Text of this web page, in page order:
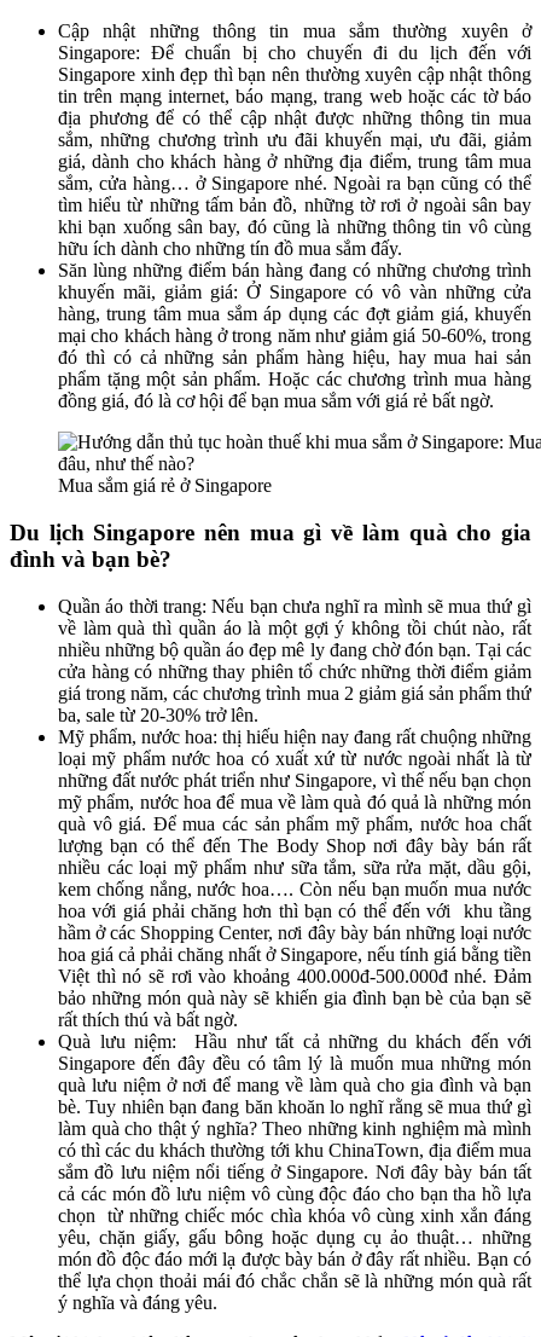
Cập nhật những thông tin mua sắm thường xuyên ở
Singapore: Để chuẩn bị cho chuyến đi du lịch đến với
Singapore xinh đẹp thì bạn nên thường xuyên cập nhật thông
tin trên mạng internet, báo mạng, trang web hoặc các tờ báo
địa phương để có thể cập nhật được những thông tin mua
sắm, những chương trình ưu đãi khuyến mại, ưu đãi, giảm
giá, dành cho khách hàng ở những địa điểm, trung tâm mua
sắm, cửa hàng… ở Singapore nhé. Ngoài ra bạn cũng có thể
tìm hiểu từ những tấm bản đồ, những tờ rơi ở ngoài sân bay
khi bạn xuống sân bay, đó cũng là những thông tin vô cùng
hữu ích dành cho những tín đồ mua sắm đấy.
Săn lùng những điểm bán hàng đang có những chương trình
khuyến mãi, giảm giá: Ở Singapore có vô vàn những cửa
hàng, trung tâm mua sắm áp dụng các đợt giảm giá, khuyến
mại cho khách hàng ở trong năm như giảm giá 50-60%, trong
đó thì có cả những sản phẩm hàng hiệu, hay mua hai sản
phẩm tặng một sản phẩm. Hoặc các chương trình mua hàng
đồng giá, đó là cơ hội để bạn mua sắm với giá rẻ bất ngờ.
Mua sắm giá rẻ ở Singapore
Du lịch Singapore nên mua gì về làm quà cho gia
đình và bạn bè?
Quần áo thời trang: Nếu bạn chưa nghĩ ra mình sẽ mua thứ gì
về làm quà thì quần áo là một gợi ý không tồi chút nào, rất
nhiều những bộ quần áo đẹp mê ly đang chờ đón bạn. Tại các
cửa hàng có những thay phiên tổ chức những thời điểm giảm
giá trong năm, các chương trình mua 2 giảm giá sản phẩm thứ
ba, sale từ 20-30% trở lên.
Mỹ phẩm, nước hoa: thị hiếu hiện nay đang rất chuộng những
loại mỹ phẩm nước hoa có xuất xứ từ nước ngoài nhất là từ
những đất nước phát triển như Singapore, vì thế nếu bạn chọn
mỹ phẩm, nước hoa để mua về làm quà đó quả là những món
quà vô giá. Để mua các sản phẩm mỹ phẩm, nước hoa chất
lượng bạn có thể đến The Body Shop nơi đây bày bán rất
nhiều các loại mỹ phẩm như sữa tắm, sữa rửa mặt, dầu gội,
kem chống nắng, nước hoa…. Còn nếu bạn muốn mua nước
hoa với giá phải chăng hơn thì bạn có thể đến với khu tầng
hầm ở các Shopping Center, nơi đây bày bán những loại nước
hoa giá cả phải chăng nhất ở Singapore, nếu tính giá bằng tiền
Việt thì nó sẽ rơi vào khoảng 400.000đ-500.000đ nhé. Đảm
bảo những món quà này sẽ khiến gia đình bạn bè của bạn sẽ
rất thích thú và bất ngờ.
Quà lưu niệm: Hầu như tất cả những du khách đến với
Singapore đến đây đều có tâm lý là muốn mua những món
quà lưu niệm ở nơi để mang về làm quà cho gia đình và bạn
bè. Tuy nhiên bạn đang băn khoăn lo nghĩ rằng sẽ mua thứ gì
làm quà cho thật ý nghĩa? Theo những kinh nghiệm mà mình
có thì các du khách thường tới khu ChinaTown, địa điểm mua
sắm đồ lưu niệm nổi tiếng ở Singapore. Nơi đây bày bán tất
cả các món đồ lưu niệm vô cùng độc đáo cho bạn tha hồ lựa
chọn từ những chiếc móc chìa khóa vô cùng xinh xắn đáng
yêu, chặn giấy, gấu bông hoặc dụng cụ ảo thuật… những
món đồ độc đáo mới lạ được bày bán ở đây rất nhiều. Bạn có
thể lựa chọn thoải mái đó chắc chắn sẽ là những món quà rất
ý nghĩa và đáng yêu.